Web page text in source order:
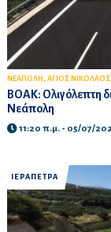
ΝΕΑΠΟΛΗ , ΑΓΙΟΣ ΝΙΚΟΛΑΟΣ
ΒΟΑΚ: Ολιγόλεπτη
Νεάπολη
11:20 π.μ. - 05/07/
ΙΕΡΑΠΕΤΡΑ